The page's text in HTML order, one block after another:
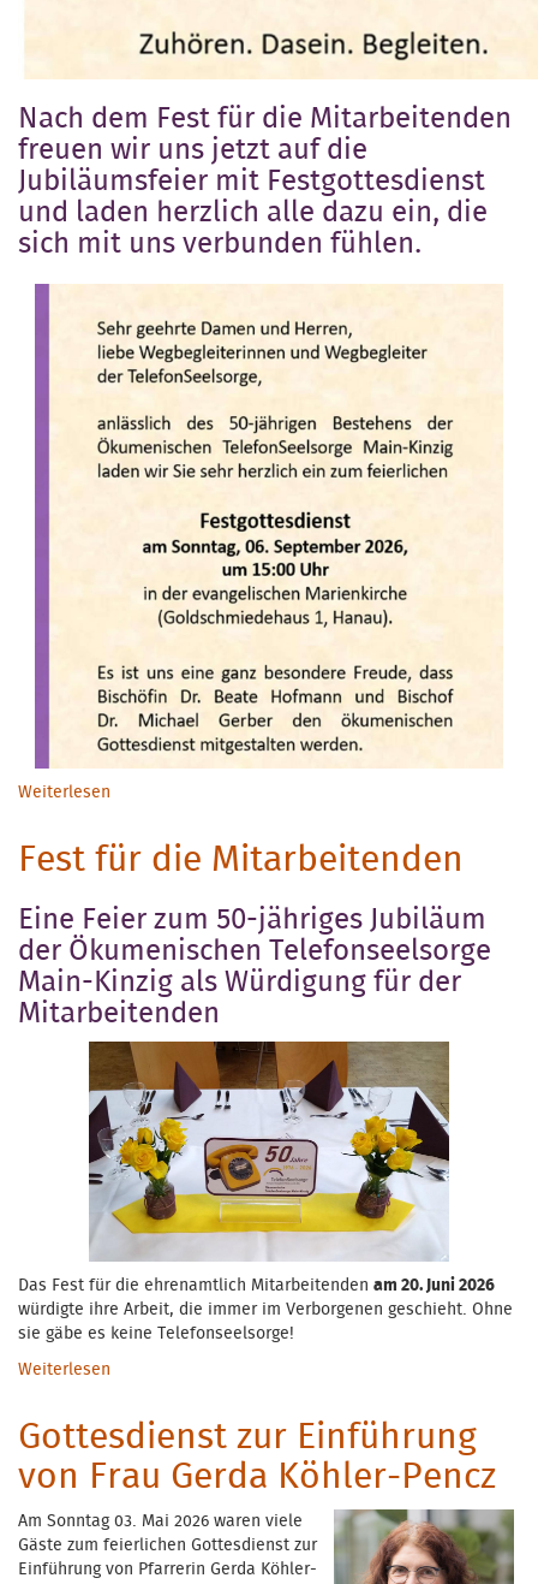
Nach dem Fest für die Mitarbeitenden
freuen wir uns jetzt auf die
Jubiläumsfeier mit Festgottesdienst
und laden herzlich alle dazu ein, die
sich mit uns verbunden fühlen.
Weiterlesen
Fest für die Mitarbeitenden
Eine Feier zum 50-jähriges Jubiläum
der Ökumenischen Telefonseelsorge
Main-Kinzig als Würdigung für der
Mitarbeitenden
Das Fest für die ehrenamtlich Mitarbeitenden am 20. Juni 2026
würdigte ihre Arbeit, die immer im Verborgenen geschieht. Ohne
sie gäbe es keine Telefonseelsorge!
Weiterlesen
Gottesdienst zur Einführung
von Frau Gerda Köhler-Pencz
Am Sonntag 03. Mai 2026 waren viele
Gäste zum feierlichen Gottesdienst zur
Einführung von Pfarrerin Gerda Köhler-